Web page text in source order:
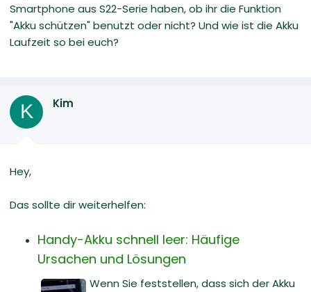
Smartphone aus S22-Serie haben, ob ihr die Funktion
"Akku schützen" benutzt oder nicht? Und wie ist die Akku
Laufzeit so bei euch?
K Kim
Hey,
Das sollte dir weiterhelfen:
Handy-Akku schnell leer: Häufige
Ursachen und Lösungen
Wenn Sie feststellen, dass sich der Akku